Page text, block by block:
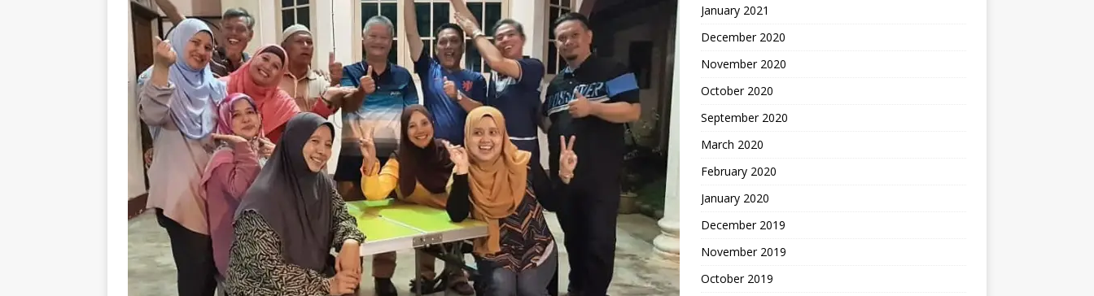
January 2021
December 2020
November 2020
October 2020
September 2020
March 2020
February 2020
January 2020
December 2019
November 2019
October 2019